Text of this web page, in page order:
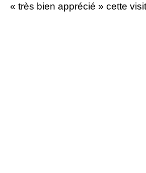
« très bien apprécié » cette